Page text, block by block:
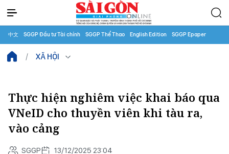
中文 SGGP Đầu tư Tài chính SGGP Thể Thao English Edition SGGP Epaper
XÃ HỘI
Thực hiện nghiêm việc khai báo qua
VNeID cho thuyền viên khi tàu ra,
vào cảng
SGGP 13/12/2025 23:04